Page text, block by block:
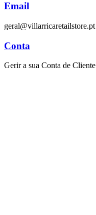
Email
geral@villarricaretailstore.pt
Conta
Gerir a sua Conta de Cliente